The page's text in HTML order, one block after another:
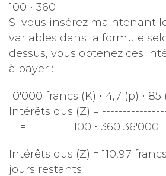
100 ⋅ 360
Si vous insérez maintenant
variables dans la formule
dessus, vous obtenez ces
à payer :
10'000 francs (K) ⋅ 4,7 (p) ⋅
Intérêts dus (Z) =
-- = ---------- 100 ⋅ 360 36'000
Intérêts dus (Z) = 110,97
jours restants